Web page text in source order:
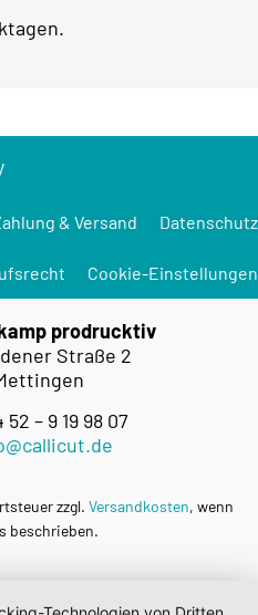
& Versand Datenschutz
Cookie-Einstellungen
prodrucktiv
Straße 2
– 9 19 98 07
zzgl. Versandkosten, wenn
beschrieben.